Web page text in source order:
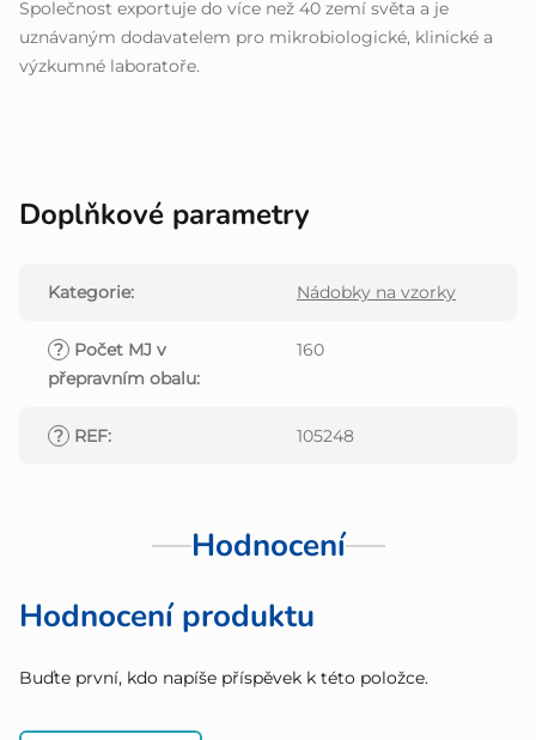
Společnost exportuje do více než 40 zemí světa a je
uznávaným dodavatelem pro mikrobiologické, klinické a
výzkumné laboratoře.
Doplňkové parametry
Kategorie: Nádobky na vzorky
? Počet MJ v
přepravním obalu:
160
? REF: 105248
Hodnocení
Hodnocení produktu
Buďte první, kdo napíše příspěvek k této položce.